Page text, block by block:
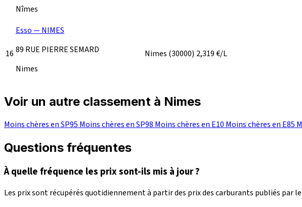
Nîmes
16
Esso — NIMES
89 RUE PIERRE SEMARD
Nimes
Nimes (30000) 2,319€/L
Voir un autre classement à Nimes
Moins chères en SP95 Moins chères en SP98 Moins chères en E10 Moins chères en E85
Questions fréquentes
À quelle fréquence les prix sont-ils mis à jour ?
Les prix sont récupérés quotidiennement à partir des prix des carburants publiés par